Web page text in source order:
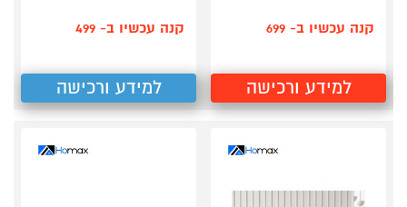
קנה עכשיו ב- 699
למידע ורכישה
קנה עכשיו ב- 499
למידע ורכישה